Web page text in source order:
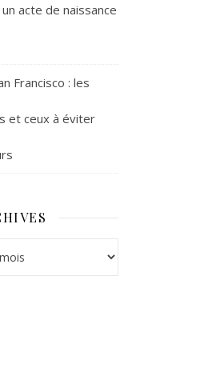
acte de naissance
Francisco : les
et ceux à éviter